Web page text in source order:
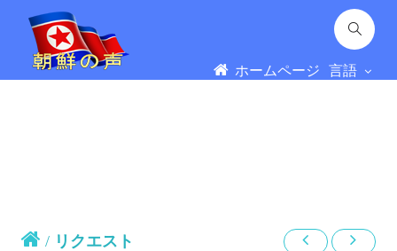
ホームページ 言語
/ リクエスト